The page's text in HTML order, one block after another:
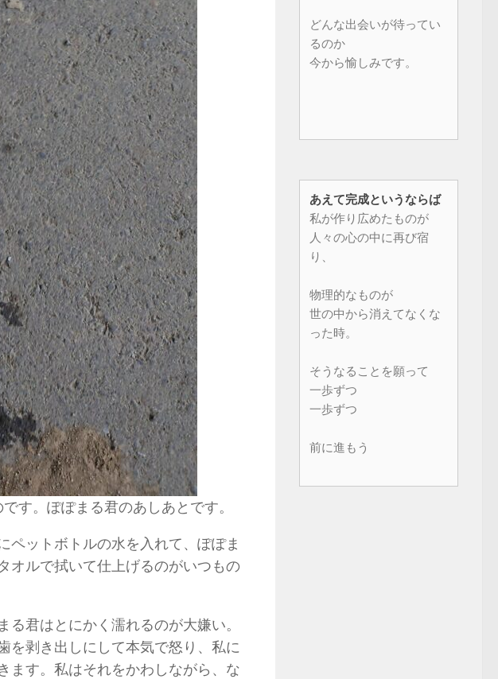
す。ぽぽまる君のあしあとです。
ペットボトルの水を入れて、ぽぽま
オルで拭いて仕上げるのがいつもの
君はとにかく濡れるのが大嫌い。
を剥き出しにして本気で怒り、私に
ます。私はそれをかわしながら、な
どんな出会いが待ってい
るのか
今から愉しみです。
あえて完成というならば
私が作り広めたものが
人々の心の中に再び宿
り、
物理的なものが
世の中から消えてなくな
った時。
そうなることを願って
一歩ずつ
一歩ずつ
前に進もう